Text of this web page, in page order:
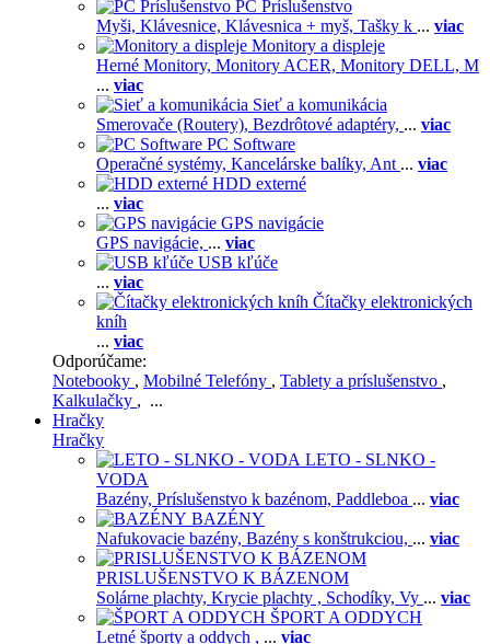
PC Príslušenstvo
Myši, Klávesnice, Klávesnica + myš, Tašky k ... viac
Monitory a displeje
Herné Monitory, Monitory ACER, Monitory DELL, M
... viac
Sieť a komunikácia
Smerovače (Routery), Bezdrôtové adaptéry, ... viac
PC Software
Operačné systémy, Kancelárske balíky, Ant ... viac
HDD externé
... viac
GPS navigácie
GPS navigácie, ... viac
USB kľúče
... viac
Čítačky elektronických
kníh
... viac
Odporúčame:
Notebooky , Mobilné Telefóny , Tablety a príslušenstvo ,
Kalkulačky , ...
Hračky
Hračky
LETO - SLNKO -
VODA
Bazény, Príslušenstvo k bazénom, Paddleboa ... viac
BAZÉNY
Nafukovacie bazény, Bazény s konštrukciou, ... viac
PRISLUŠENSTVO K BÁZENOM
Solárne plachty, Krycie plachty , Schodíky, Vy ... viac
ŠPORT A ODDYCH
Letné športy a oddych , ... viac